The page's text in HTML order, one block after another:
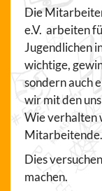
Die
e.V. arbeiten
Jugendlichen
wichtige,
sondern auch
wir mit den
Wie verhalten
Mitarbeitende.
Dies
machen.